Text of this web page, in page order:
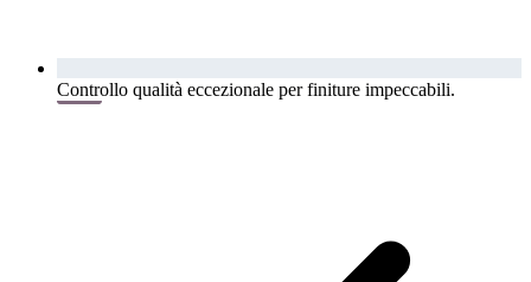
Controllo qualità eccezionale per finiture impeccabili.